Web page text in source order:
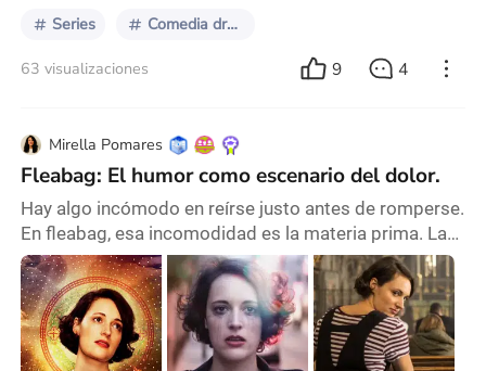
Series Comedia dramática
63 visualizaciones 9 4
Mirella Pomares
Fleabag: El humor como escenario del dolor.
Hay algo incómodo en reírse justo antes de romperse.
En fleabag, esa incomodidad es la materia prima. La
broma no llega para alivianar el peso, sino para
hacerlo tolerable por unos segundos más. Es como si
cada chiste fuese un dique improvisado en una
represa que está por estallar. Y lo que contiene no es
solo la tristeza, sino todo un combo sobre el duelo, la